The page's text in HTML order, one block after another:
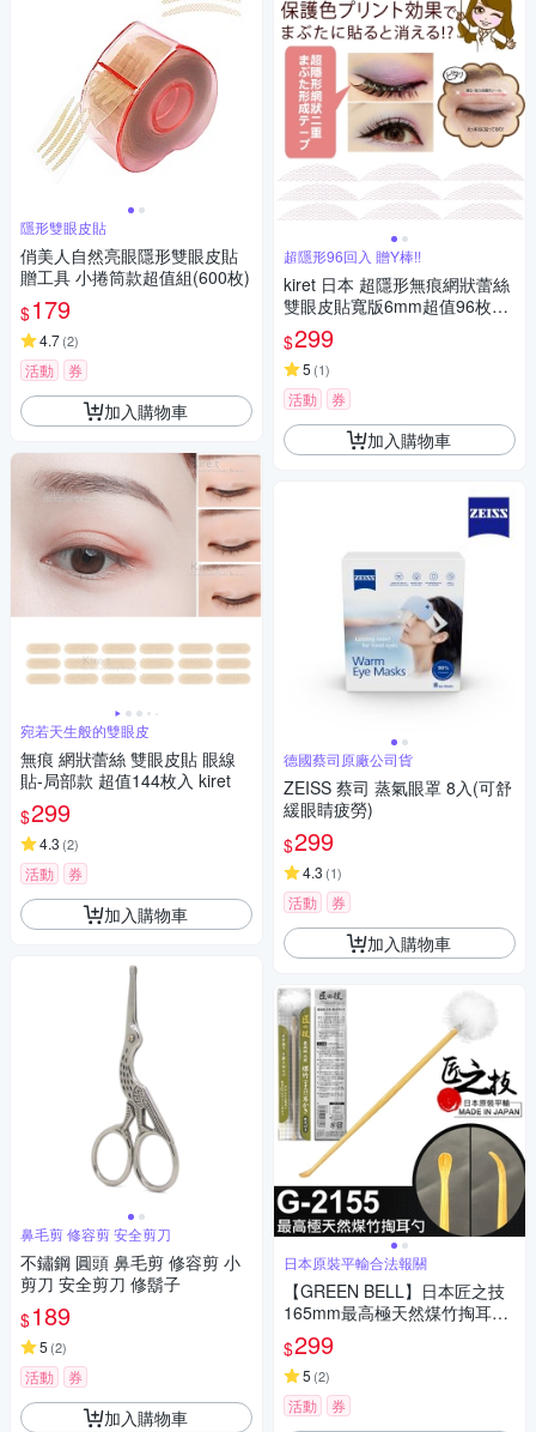
隱形雙眼皮貼
俏美人自然亮眼隱形雙眼皮貼
贈工具 小捲筒款超值組(600枚)
$179
4.7(2)
活動 券
加入購物車
宛若天生般的雙眼皮
無痕 網狀蕾絲 雙眼皮貼 眼線
貼-局部款 超值144枚入 kiret
$299
4.3 (2)
活動 券
加入購物車
鼻毛剪 修容剪 安全剪刀
不鏽鋼 圓頭 鼻毛剪 修容剪 小
剪刀 安全剪刀 修鬍子
$189
5 (2)
活動 券
加入購物車
超隱形96回入 贈Y棒!!
kiret 日本 超隱形無痕網狀蕾絲
雙眼皮貼寬版6mm超值96枚入
贈Y棒
$299
5 (1)
活動 券
加入購物車
德國蔡司原廠公司貨
ZEISS 蔡司 蒸氣眼罩 8入(可舒
緩眼睛疲勞)
$299
4.3 (1)
活動 券
加入購物車
日本原裝平輸合法報關
【GREEN BELL】日本匠之技
165mm最高極天然煤竹掏耳勺
(掏耳棒 挖耳器 耳掏 耳扒 耳耙
子/G-2155)
$299
5 (2)
活動 券